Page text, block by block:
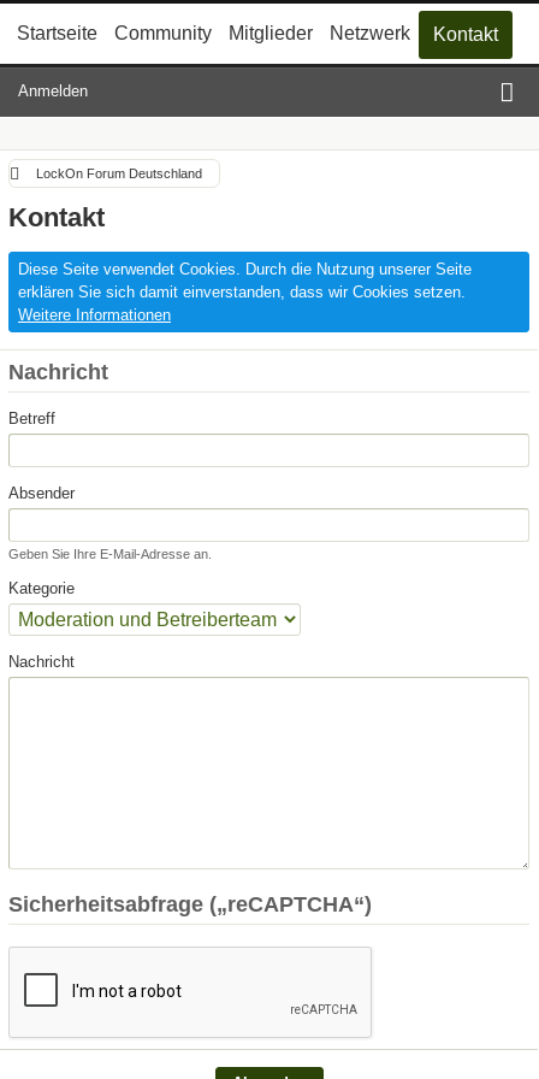
Startseite Community Mitglieder Netzwerk Kontakt
Anmelden
LockOn Forum Deutschland
Kontakt
Diese Seite verwendet Cookies. Durch die Nutzung unserer Seite
erklären Sie sich damit einverstanden, dass wir Cookies setzen.
Weitere Informationen
Nachricht
Betreff
Absender
Geben Sie Ihre E-Mail-Adresse an.
Kategorie
Nachricht
Sicherheitsabfrage („reCAPTCHA“)